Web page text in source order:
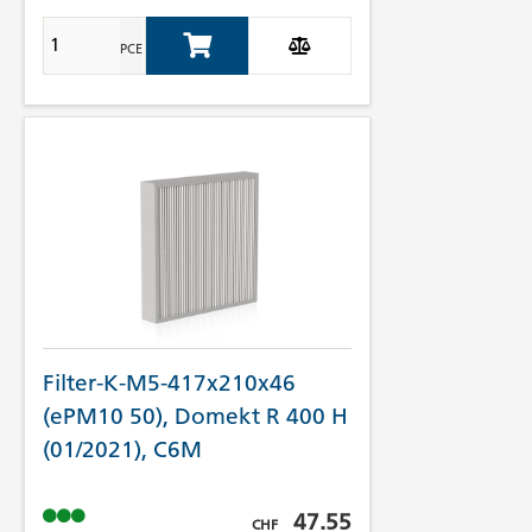
PCE Add to Cart
Filter-K-M5-417x210x46
(ePM10 50), Domekt R 400 H
(01/2021), C6M
Prix brut TVA incl.
CHF 47.55